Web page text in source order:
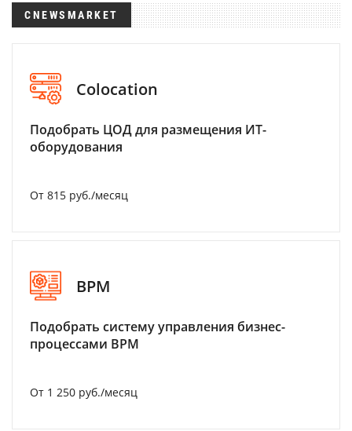
CNEWSMARKET
Colocation
Подобрать ЦОД для размещения ИТ-
оборудования
От 815 руб./месяц
BPM
Подобрать систему управления бизнес-
процессами BPM
От 1 250 руб./месяц